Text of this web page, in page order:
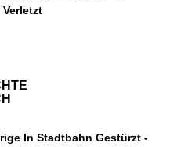
In Stadtbahn Gestürzt -